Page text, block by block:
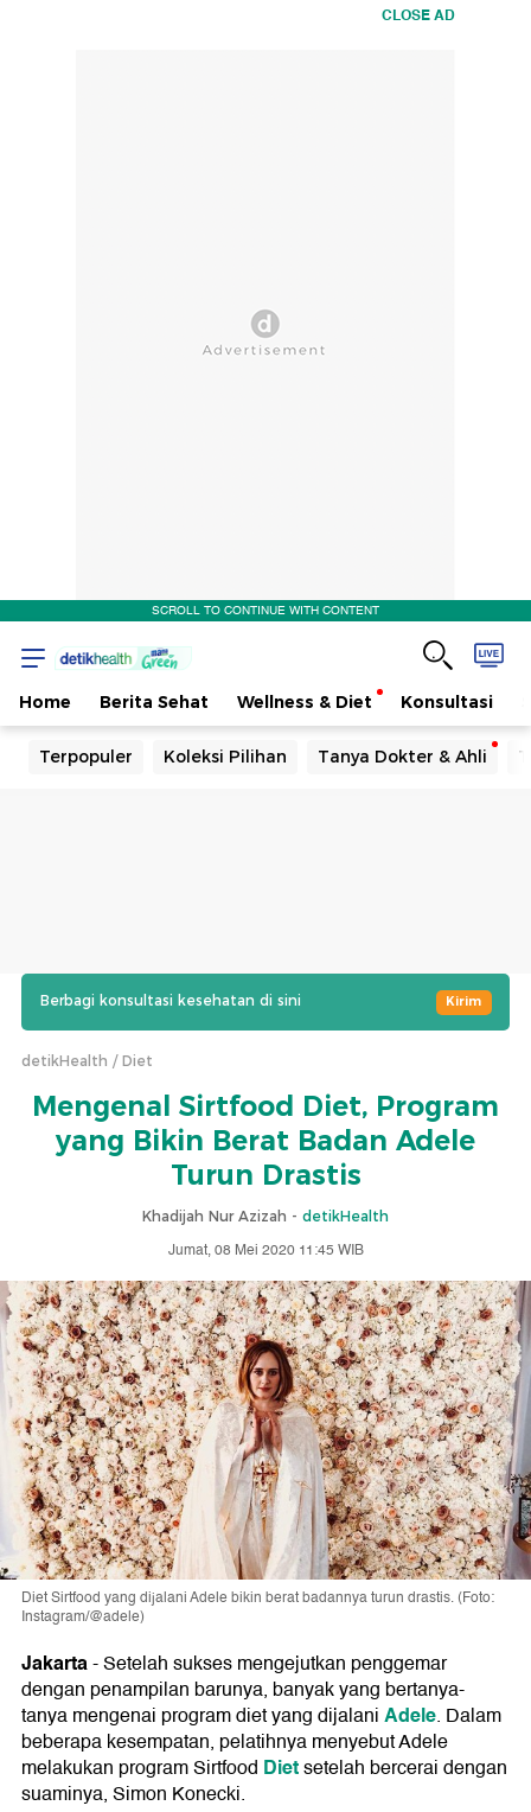
CLOSE AD
SCROLL TO CONTINUE WITH CONTENT
Home Berita Sehat Wellness & Diet Konsultasi
Terpopuler Koleksi Pilihan Tanya Dokter & Ahli
Berbagi konsultasi kesehatan di sini Kirim
detikHealth Diet
Mengenal Sirtfood Diet, Program
yang Bikin Berat Badan Adele
Turun Drastis
Khadijah Nur Azizah - detikHealth
Jumat, 08 Mei 2020 11:45 WIB
Diet Sirtfood yang dijalani Adele bikin berat badannya turun drastis. (Foto:
Instagram/@adele)
Jakarta-Setelah sukses mengejutkan penggemar
dengan penampilan barunya, banyak yang bertanya-
tanya mengenai program diet yang dijalaniAdele. Dalam
beberapa kesempatan, pelatihnya menyebut Adele
melakukan program Sirtfood Dietsetelah bercerai dengan
suaminya, Simon Konecki.